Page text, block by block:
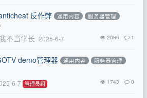
反作弊 通用内容
服务器管理
不当学长 2025-6-7 2086 1
demo管理器 通用内容 服务器管理
6-7 管理员组 1743 0